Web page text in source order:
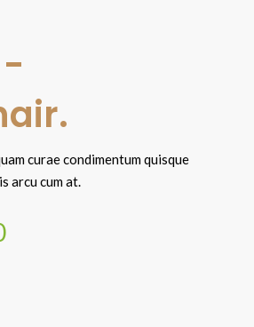
curae condimentum quisque
arcu cum at.